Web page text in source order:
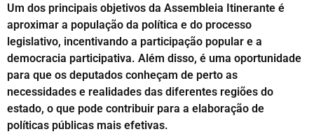
Um dos principais objetivos da Assembleia Itinerante é
aproximar a população da política e do processo
legislativo, incentivando a participação popular e a
democracia participativa. Além disso, é uma oportunidade
para que os deputados conheçam de perto as
necessidades e realidades das diferentes regiões do
estado, o que pode contribuir para a elaboração de
políticas públicas mais efetivas.